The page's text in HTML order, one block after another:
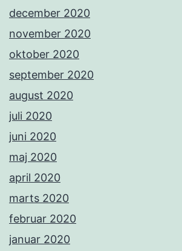
december 2020
november 2020
oktober 2020
september 2020
august 2020
juli 2020
juni 2020
maj 2020
april 2020
marts 2020
februar 2020
januar 2020